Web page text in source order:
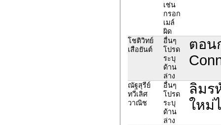
เช่น
กรอก
เมล์
ผิด
โชติวิทย์
เสือยันต์
อื่นๆ
โปรด
ระบุ
ด้าน
ล่าง
ตอน
ณัฐสุรีย์
ทวีเลิศ
วาณิช
อื่นๆ
โปรด
ระบุ
ด้าน
ล่าง
ลิมร
ใหม่